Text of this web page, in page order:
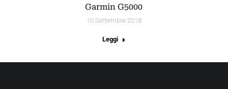
Garmin G5000
10 Settembre 2018
Leggi